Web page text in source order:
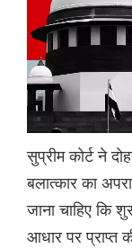
सुप्रीम कोर्ट ने
बलात्कार का
जाना चाहिए कि
आधार पर प्राप्त